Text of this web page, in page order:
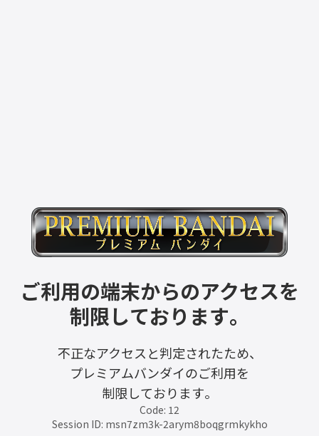
ご利用の端末からのアクセスを
制限しております。
不正なアクセスと判定されたため、
プレミアムバンダイのご利用を
制限しております。
Code: 12
Session ID: msn7zm3k-2arym8boqgrmkykho